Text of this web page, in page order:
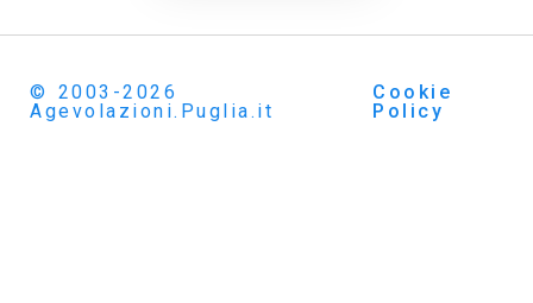
© 2003-2026
Agevolazioni.Puglia.it
Cookie
Policy